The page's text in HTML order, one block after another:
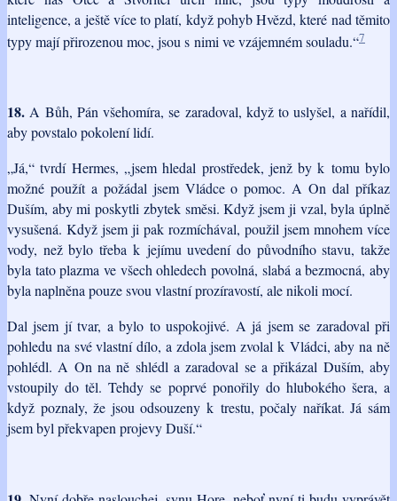
inteligence, a ještě více to platí, když pohyb Hvězd, které nad těmito
typy mají přirozenou moc, jsou s nimi ve vzájemném souladu.“7
18. A Bůh, Pán všehomíra, se zaradoval, když to uslyšel, a nařídil,
aby povstalo pokolení lidí.
„Já,“ tvrdí Hermes, „jsem hledal prostředek, jenž by k tomu bylo
možné použít a požádal jsem Vládce o pomoc. A On dal příkaz
Duším, aby mi poskytli zbytek směsi. Když jsem ji vzal, byla úplně
vysušená. Když jsem ji pak rozmíchával, použil jsem mnohem více
vody, než bylo třeba k jejímu uvedení do původního stavu, takže
byla tato plazma ve všech ohledech povolná, slabá a bezmocná, aby
byla naplněna pouze svou vlastní prozíravostí, ale nikoli mocí.
Dal jsem jí tvar, a bylo to uspokojivé. A já jsem se zaradoval při
pohledu na své vlastní dílo, a zdola jsem zvolal k Vládci, aby na ně
pohlédl. A On na ně shlédl a zaradoval se a přikázal Duším, aby
vstoupily do těl. Tehdy se poprvé ponořily do hlubokého šera, a
když poznaly, že jsou odsouzeny k trestu, počaly naříkat. Já sám
jsem byl překvapen projevy Duší.“